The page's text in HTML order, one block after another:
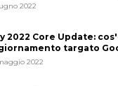
2022
2022 Core Update:
targato
2022